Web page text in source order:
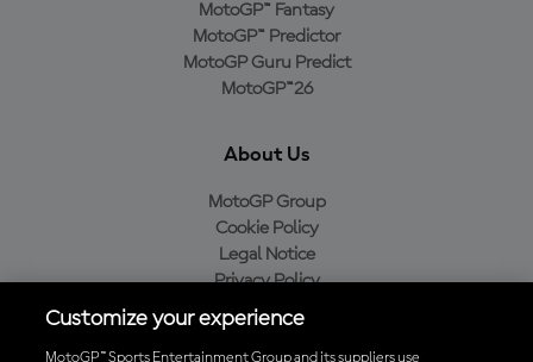
MotoGP™ Fantasy
MotoGP™ Predictor
MotoGP Guru Predict
MotoGP™26
About Us
MotoGP Group
Cookie Policy
Legal Notice
Privacy Policy
Purchase Policy
Customize your experience
MotoGP™ Sports Entertainment Group and its suppliers use